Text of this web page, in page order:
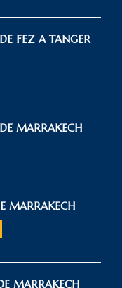
FEZ A TANGER
MARRAKECH
MARRAKECH
MARRAKECH